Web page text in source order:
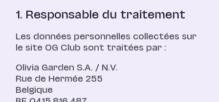
1. Responsable du traitement
Les données personnelles collectées sur
le site OG Club sont traitées par :
Olivia Garden S.A. / N.V.
Rue de Hermée 255
Belgique